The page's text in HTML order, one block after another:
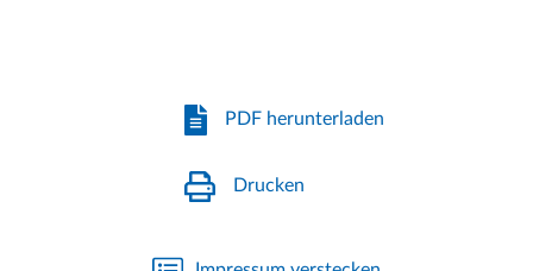
PDF herunterladen
Drucken